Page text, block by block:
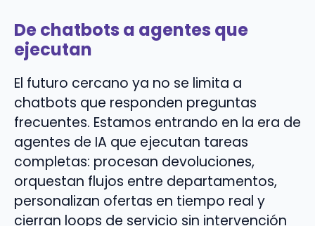
De chatbots a agentes que
ejecutan
El futuro cercano ya no se limita a
chatbots que responden preguntas
frecuentes. Estamos entrando en la era de
agentes de IA que ejecutan tareas
completas: procesan devoluciones,
orquestan flujos entre departamentos,
personalizan ofertas en tiempo real y
cierran loops de servicio sin intervención